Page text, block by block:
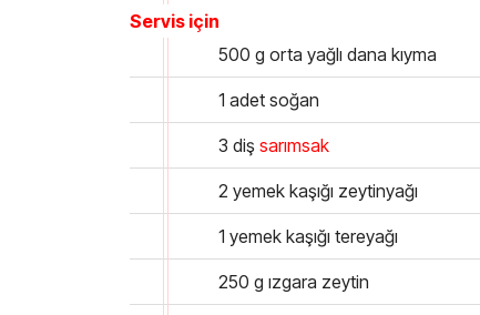
Servis için
500 g orta yağlı dana kıyma
1 adet soğan
3 diş sarımsak
2 yemek kaşığı zeytinyağı
1 yemek kaşığı tereyağı
250 g ızgara zeytin